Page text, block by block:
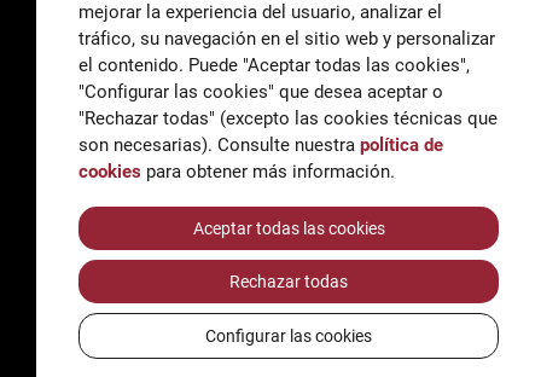
General
correu@escoladeltreball.org
Información
informacio@escoladeltreball.org
Trámites de secretaría
AccessibilidadAviso legal y Política de Privacidad
Política de cookies
Créditos
mejorar la experiencia del usuario, analizar el
tráfico, su navegación en el sitio web y personalizar
el contenido. Puede "Aceptar todas las cookies",
"Configurar las cookies" que desea aceptar o
"Rechazar todas" (excepto las cookies técnicas que
son necesarias). Consulte nuestra política de
cookies para obtener más información.
Aceptar todas las cookies
Rechazar todas
Configurar las cookies